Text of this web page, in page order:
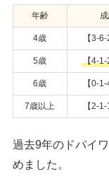
年齢
4歳 【3-
5歳 【4-
6歳 【0-
7歳以上 【2-
過去9年のドバイ
めました。